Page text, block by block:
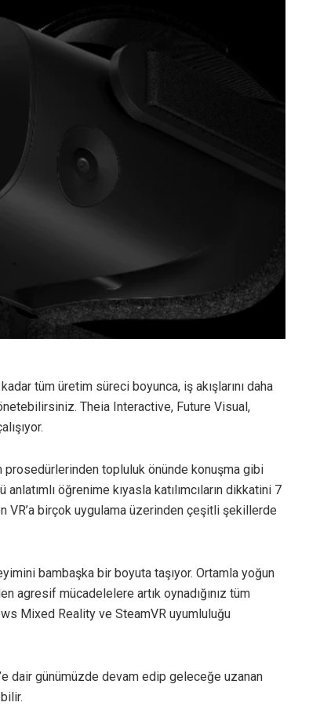
tüm üretim süreci boyunca, iş akışlarını daha
Theia Interactive, Future Visual,
prosedürlerinden topluluk önünde konuşma gibi
öğrenime kıyasla katılımcıların dikkatini 7
VR’a birçok uygulama üzerinden çeşitli şekillerde
bambaşka bir boyuta taşıyor. Ortamla yoğun
agresif mücadelelere artık oynadığınız tüm
Mixed Reality ve SteamVR uyumluluğu
dair günümüzde devam edip geleceğe uzanan